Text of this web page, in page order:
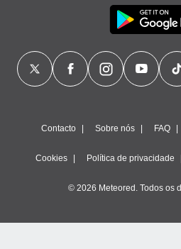
Contacto Sobre nós FAQ
Cookies Política de privacidade
© 2026 Meteored. Todos os